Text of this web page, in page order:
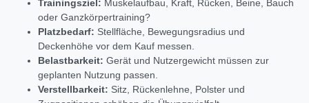
Trainingsziel: Muskelaufbau, Kraft, Rücken, Beine, Bauch
oder Ganzkörpertraining?
Platzbedarf: Stellfläche, Bewegungsradius und
Deckenhöhe vor dem Kauf messen.
Belastbarkeit: Gerät und Nutzergewicht müssen zur
geplanten Nutzung passen.
Verstellbarkeit: Sitz, Rückenlehne, Polster und